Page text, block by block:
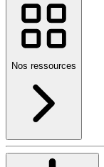
Nos ressources